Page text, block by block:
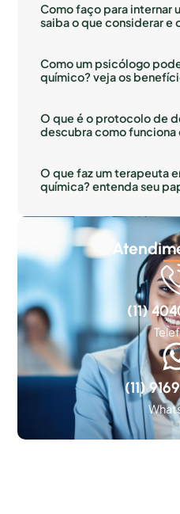
Como faço para internar
saiba o que considerar e
Como um psicólogo
químico? veja os
O que é o protocolo de
descubra como funciona
O que faz um terapeuta
química? entenda seu
(11)
(11)